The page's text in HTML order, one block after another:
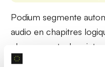
Podium segmente
audio enchapitres
changements de sujet
traitement de langage